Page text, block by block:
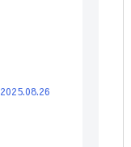
2025.08.26